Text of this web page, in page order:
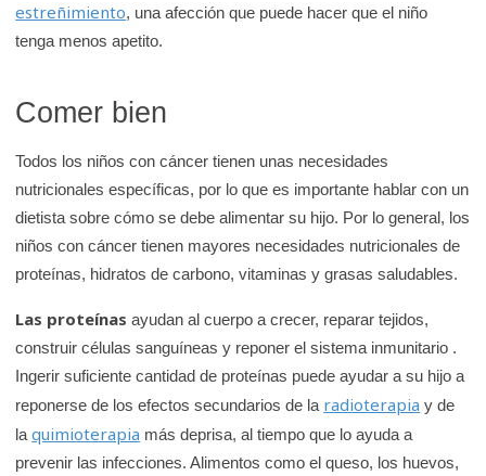
estreñimiento, una afección que puede hacer que el niño
tenga menos apetito.
Comer bien
Todos los niños con cáncer tienen unas necesidades
nutricionales específicas, por lo que es importante hablar con un
dietista sobre cómo se debe alimentar su hijo. Por lo general, los
niños con cáncer tienen mayores necesidades nutricionales de
proteínas, hidratos de carbono, vitaminas y grasas saludables.
Las proteínasayudan al cuerpo a crecer, reparar tejidos,
construir células sanguíneas y reponer el sistema inmunitario .
Ingerir suficiente cantidad de proteínas puede ayudar a su hijo a
reponerse de los efectos secundarios de la radioterapia y de
laquimioterapia más deprisa, al tiempo que lo ayuda a
prevenir las infecciones. Alimentos como el queso, los huevos,